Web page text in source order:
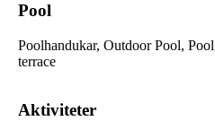
Pool
Poolhandukar, Outdoor Pool,
terrace
Aktiviteter